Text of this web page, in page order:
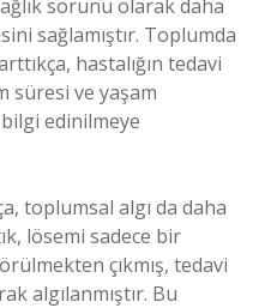
sorunu olarak daha
sağlamıştır. Toplumda
hastalığın tedavi
süresi ve yaşam
edinilmeye
toplumsal algı da daha
lösemi sadece bir
çıkmış, tedavi
algılanmıştır. Bu